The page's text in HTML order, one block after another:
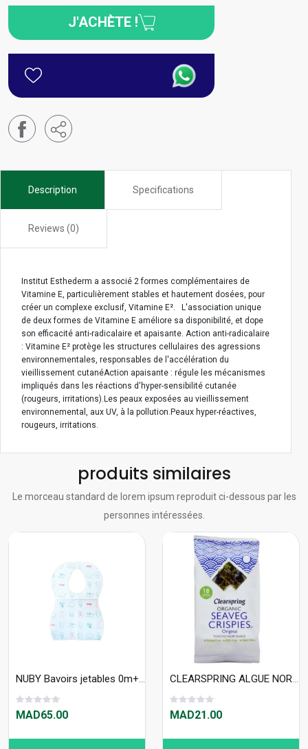
J'ACHÈTE !
Description Specifications
Reviews (0)
Institut Esthederm a associé 2 formes complémentaires de
Vitamine E, particulièrement stables et hautement dosées, pour
créer un complexe exclusif, Vitamine E². L'association unique
de deux formes de Vitamine E améliore sa disponibilité, et dope
son efficacité anti-radicalaire et apaisante. Action anti-radicalaire
: Vitamine E² protège les structures cellulaires des agressions
environnementales, responsables de l'accélération du
vieillissement cutanéAction apaisante : régule les mécanismes
impliqués dans les réactions d'hyper-sensibilité cutanée
(rougeurs, irritations).Les peaux exposées au vieillissement
environnemental, aux UV, à la pollution.Peaux hyper-réactives,
rougeurs, irritations.
produits similaires
Le morceau standard de lorem ipsum reproduit ci-dessous par les
personnes intéressées.
NUBY Bavoirs jetables 0m+ ID4153
MAD65.00
CLEARSPRING ALGUE NORI CROUSTILLANTE 5G
MAD21.00